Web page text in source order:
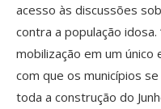
acesso às discussões
contra a população
mobilização em um
com que os municípios
toda a construção do